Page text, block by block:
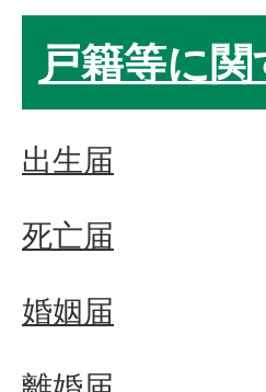
戸籍等に関
出生届
死亡届
婚姻届